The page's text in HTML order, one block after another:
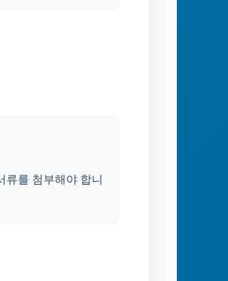
를 첨부해야 합니